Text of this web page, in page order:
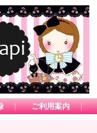
｜ ご利用案内 ｜